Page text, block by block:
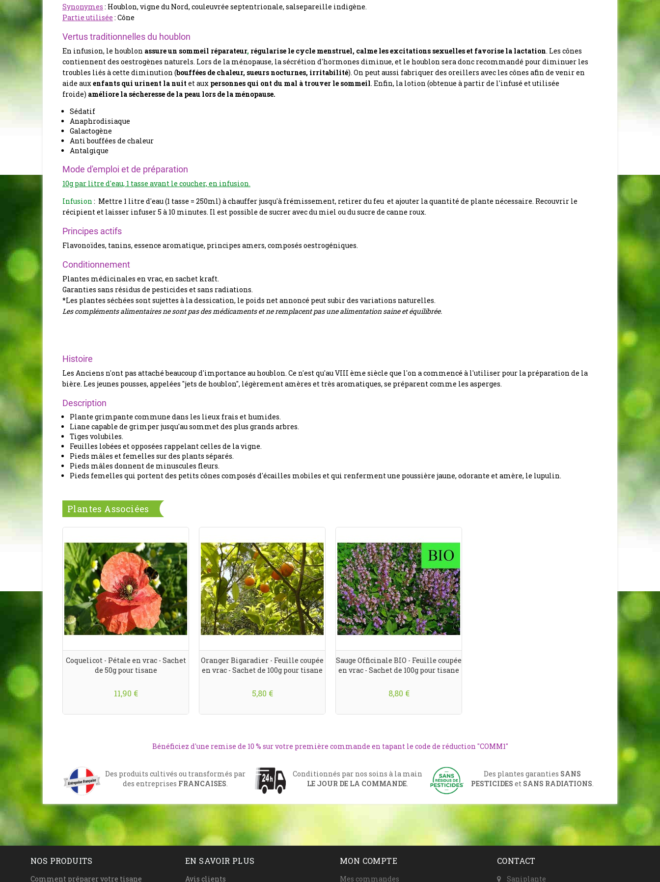
Synonymes : Houblon, vigne du Nord, couleuvrée septentrionale, salsepareille indigène.
Partie utilisée : Cône
Vertus traditionnelles du houblon
En infusion, le houblon assure un sommeil réparateur, régularise le cycle menstruel, calme les excitations sexuelles et favorise la lactation. Les cônes
contiennent des oestrogènes naturels. Lors de la ménopause, la sécrétion d'hormones diminue, et le houblon sera donc recommandé pour diminuer les
troubles liés à cette diminution (bouffées de chaleur, sueurs nocturnes, irritabilité). On peut aussi fabriquer des oreillers avec les cônes afin de venir en
aide auxenfants qui urinent la nuit et aux personnes qui ont du mal à trouver le sommeil. Enfin, la lotion (obtenue à partir de l'infusé et utilisée
froide) améliore la sécheresse de la peaulors de la ménopause.
Sédatif
Anaphrodisiaque
Galactogène
Anti bouffées de chaleur
Antalgique
Mode d'emploi et de préparation
10g par litre d'eau, 1 tasse avant le coucher, en infusion.
Infusion : Mettre 1 litre d'eau (1 tasse = 250ml) à chauffer jusqu'à frémissement, retirer du feu et ajouter la quantité de plante nécessaire. Recouvrir le
récipient et laisser infuser 5 à 10 minutes. Il est possible de sucrer avec du miel ou du sucre de canne roux.
Principes actifs
Flavonoïdes, tanins, essence aromatique, principes amers, composés oestrogéniques.
Conditionnement
Plantes médicinales en vrac, en sachet kraft.
Garanties sans résidus de pesticides et sans radiations.
*Les plantes séchées sont sujettes à la dessication, le poids net annoncé peut subir des variations naturelles.
Les compléments alimentaires ne sont pas des médicaments et ne remplacent pas une alimentation saine et équilibrée.
Histoire
Les Anciens n'ont pas attaché beaucoup d'importance au houblon. Ce n'est qu'au VIII ème siècle que l'on a commencé à l'utiliser pour la préparation de la
bière. Les jeunes pousses, appelées "jets de houblon", légèrement amères et très aromatiques, se préparent comme les asperges.
Description
Plante grimpante commune dans les lieux frais et humides.
Liane capable de grimper jusqu'au sommet des plus grands arbres.
Tiges volubiles.
Feuilles lobées et opposées rappelant celles de la vigne.
Pieds mâles et femelles sur des plants séparés.
Pieds mâles donnent de minuscules fleurs.
Pieds femelles qui portent des petits cônes composés d'écailles mobiles et qui renferment une poussière jaune, odorante et amère, le lupulin.
Plantes Associées
Coquelicot - Pétale en vrac - Sachet
de 50g pour tisane
11,90 €
Oranger Bigaradier - Feuille coupée
en vrac - Sachet de 100g pour tisane
5,80 €
Sauge Officinale BIO - Feuille coupée
en vrac - Sachet de 100g pour tisane
8,80 €
Bénéficiez d'une remise de 10 % sur votre première commande en tapant le code de réduction "COMM1"
Des produits cultivés ou transformés par
des entreprises FRANCAISES.
Conditionnés par nos soins à la main
LE JOUR DE LA COMMANDE.
Des plantes garanties SANS
PESTICIDES et SANS RADIATIONS.
NOS PRODUITS
Comment préparer votre tisane
EN SAVOIR PLUS
Avis clients
MON COMPTE
Mes commandes
CONTACT
Saniplante